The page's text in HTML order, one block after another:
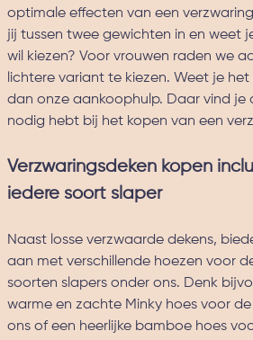
optimale effecten van een
jij tussen twee gewichten in en weet
wil kiezen? Voor vrouwen raden we
lichtere variant te kiezen. Weet je
dan onze aankoophulp. Daar vind je
nodig hebt bij het kopen van een
Verzwaringsdeken kopen
iedere soort slaper
Naast losse verzwaarde dekens,
aan met verschillende hoezen voor
soorten slapers onder ons. Denk
warme en zachte Minky hoes voor
ons of een heerlijke bamboe hoes